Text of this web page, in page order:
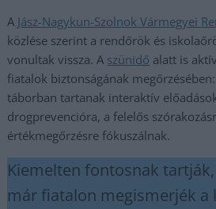
A Jász-Nagykun-Szolnok Vármegyei
közlése szerint a rendőrök és
vonultak vissza. A szünidő alatt is
fiatalok biztonságának
táborban tartanak interaktív
drogprevencióra, a felelős
értékmegőrzésre fókuszálnak.
Kiemelten fontosnak
már fiatalon megismerjék a